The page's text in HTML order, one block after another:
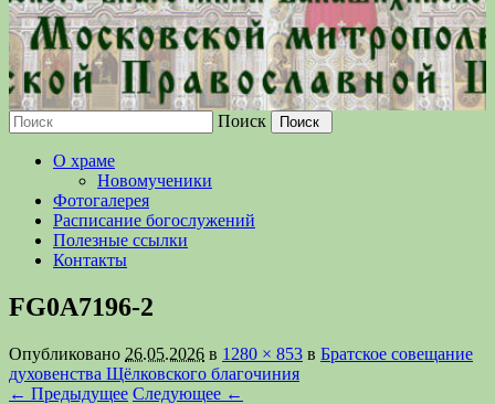
Православной Церкви
Поиск
О храме
Новомученики
Фотогалерея
Расписание богослужений
Полезные ссылки
Контакты
FG0A7196-2
Опубликовано 26.05.2026 в 1280 × 853 в Братское совещание
духовенства Щёлковского благочиния
← Предыдущее Следующее ←